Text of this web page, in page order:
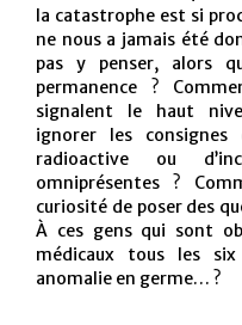
la catastrophe est si
ne nous a jamais été
pas y penser, alors
permanence ?
signalent le haut
ignorer les
radioactive ou
omniprésentes ?
curiosité de poser des
À ces gens qui sont
médicaux tous les
anomalie en germe… ?